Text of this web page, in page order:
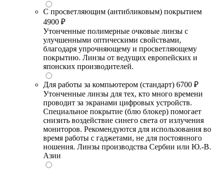
С просветляющим (антибликовым) покрытием
4900 ₽
Утонченные полимерные очковые линзы с
улучшенными оптическими свойствами,
благодаря упрочняющему и просветляющему
покрытию. Линзы от ведущих европейских и
японских производителей.
Для работы за компьютером (стандарт) 6700 ₽
Утонченные линзы для тех, кто много времени
проводит за экранами цифровых устройств.
Специальное покрытие (блю блокер) помогает
снизить воздействие синего света от излучения
мониторов. Рекомендуются для использования во
время работы с гаджетами, не для постоянного
ношения. Линзы производства Сербии или Ю.-В.
Азии